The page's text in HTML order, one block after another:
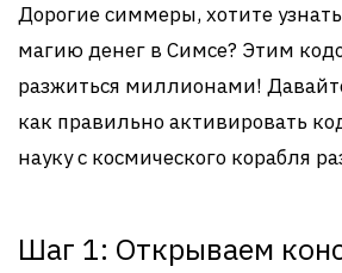
Дорогие симмеры, хотите
магию денег в Симсе? Этим
разжиться миллионами!
как правильно активировать
науку с космического корабля
Шаг 1: Открываем